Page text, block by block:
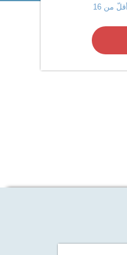
على المستخدمين الذين عمرهم أقلّ من 16